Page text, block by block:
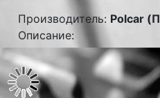
Производитель: Polcar
Описание: